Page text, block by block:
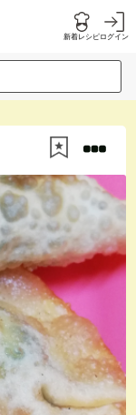
新着レシピログイン